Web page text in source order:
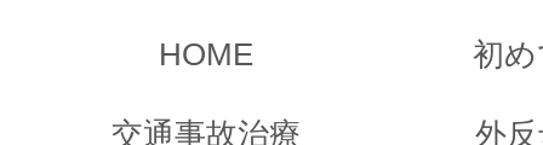
HOME 初
交通事故治療 外